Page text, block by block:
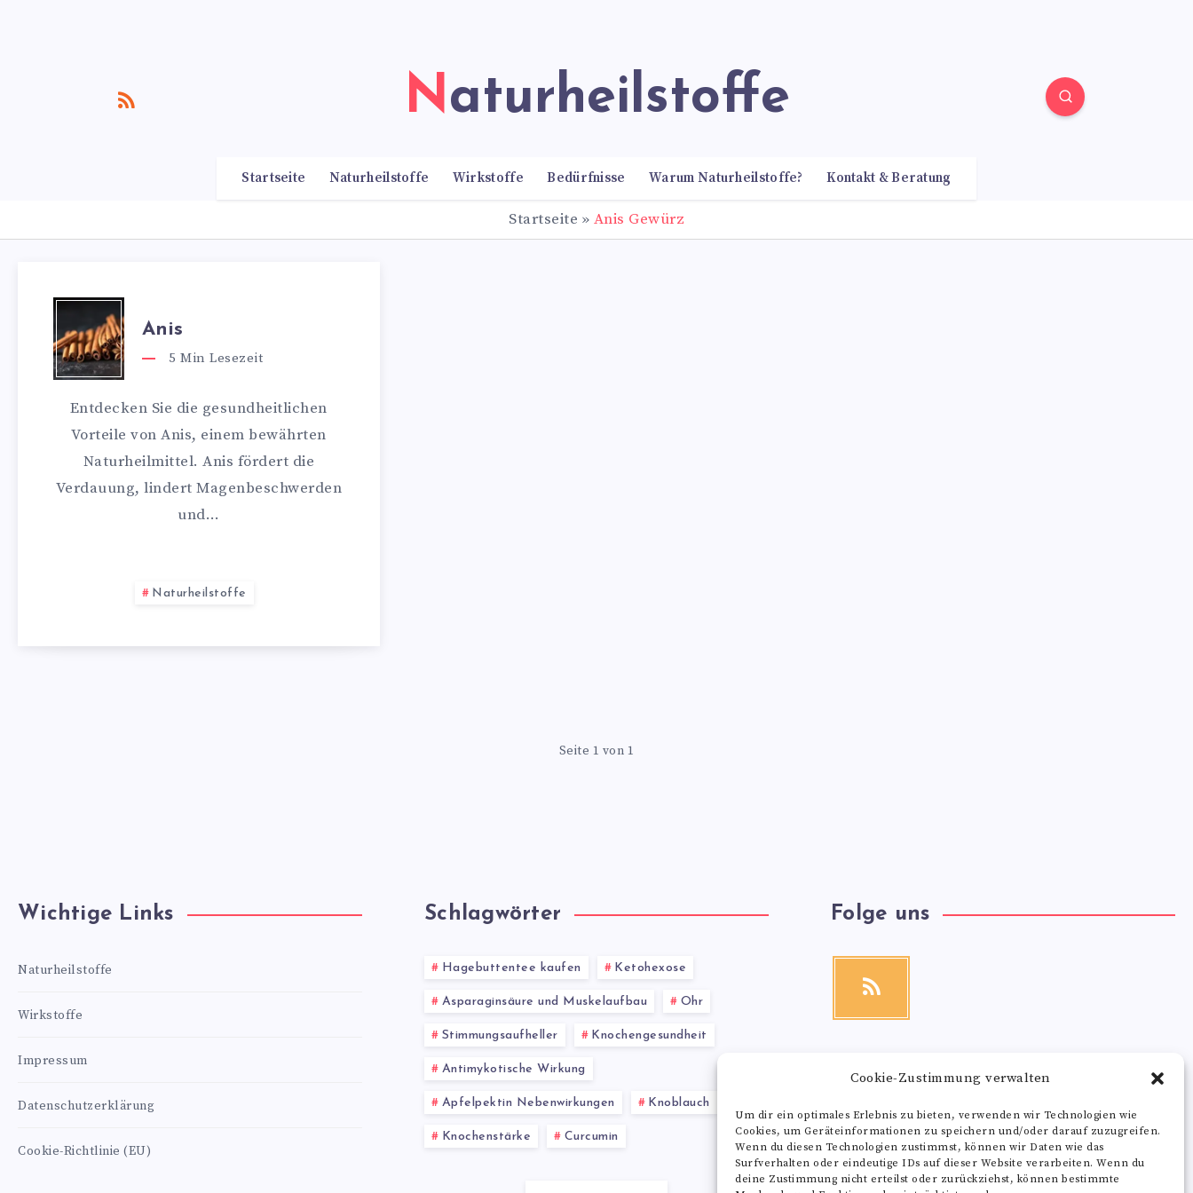
Cookie-Zustimmung verwalten
Um dir ein optimales Erlebnis zu bieten, verwenden wir Technologien wie
Cookies, um Geräteinformationen zu speichern und/oder darauf zuzugreifen.
Wenn du diesen Technologien zustimmst, können wir Daten wie das
Surfverhalten oder eindeutige IDs auf dieser Website verarbeiten. Wenn du
deine Zustimmung nicht erteilst oder zurückziehst, können bestimmte
Naturheilstoffe
Startseite Naturheilstoffe Wirkstoffe Bedürfnisse Warum Naturheilstoffe? Kontakt & Beratung
Startseite » Anis Gewürz
Anis
5 Min Lesezeit
Entdecken Sie die gesundheitlichen
Vorteile von Anis, einem bewährten
Naturheilmittel. Anis fördert die
Verdauung, lindert Magenbeschwerden
und…
Naturheilstoffe
Seite 1 von 1
Wichtige Links
Naturheilstoffe
Wirkstoffe
Impressum
Datenschutzerklärung
Cookie-Richtlinie (EU)
Schlagwörter
Hagebuttentee kaufen Ketohexose
Asparaginsäure und Muskelaufbau Ohr
Stimmungsaufheller Knochengesundheit
Antimykotische Wirkung
Apfelpektin Nebenwirkungen Knoblauch
Knochenstärke Curcumin
Folge uns
RSS